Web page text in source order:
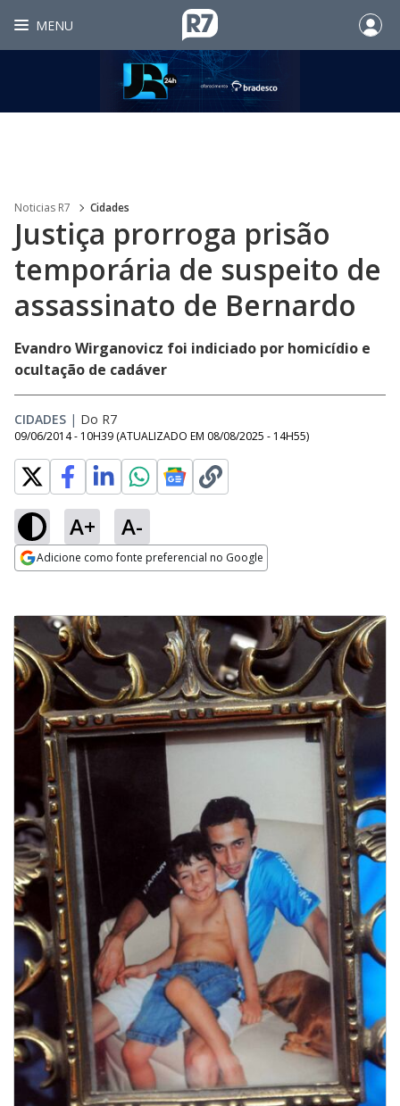
MENU
Noticias R7 Cidades
Justiça prorroga prisão
temporária de suspeito de
assassinato de Bernardo
Evandro Wirganovicz foi indiciado por homicídio e
ocultação de cadáver
CIDADES | Do R7
09/06/2014 - 10H39 (ATUALIZADO EM 08/08/2025 - 14H55)
A+ A-
Adicione como fonte preferencial no Google